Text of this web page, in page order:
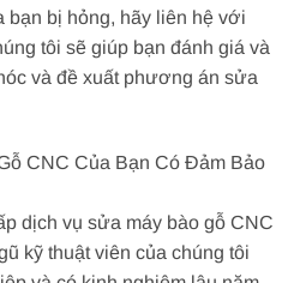
bạn bị hỏng, hãy liên hệ với
tôi sẽ giúp bạn đánh giá và
và đề xuất phương án sửa
CNC Của Bạn Có Đảm Bảo
dịch vụ sửa máy bào gỗ CNC
kỹ thuật viên của chúng tôi